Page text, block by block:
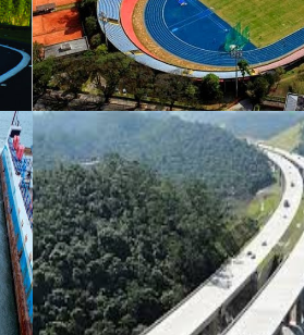
Concessão de Rodovias -
Rodoanel Norte